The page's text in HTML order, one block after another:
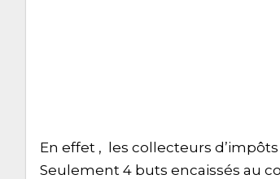
En effet , les collecteurs
Seulement 4 buts encaissés au